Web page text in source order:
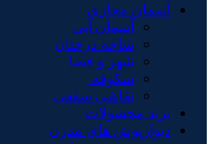
آسمان مجازی
آسمان آبی
شاخه درختان
شهر و فضا
شکوفه
نقاشی سقفی
برند محصولات
دیوارپوش های مدرن